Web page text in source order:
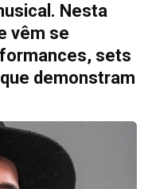
Nesta
vêm se
sets
demonstram